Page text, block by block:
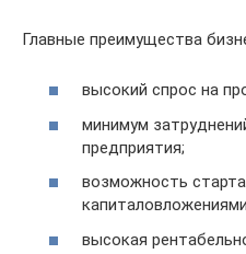
Главные преимущества
высокий спрос на
минимум
предприятия;
возможность
высокая